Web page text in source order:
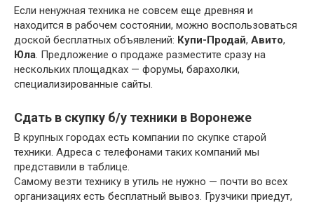
Если ненужная техника не совсем еще древняя и
находится в рабочем состоянии, можно воспользоваться
доской бесплатных объявлений: Купи-Продай, Авито,
Юла. Предложение о продаже разместите сразу на
нескольких площадках — форумы, барахолки,
специализированные сайты.
Сдать в скупку б/у техники в Воронеже
В крупных городах есть компании по скупке старой
техники. Адреса с телефонами таких компаний мы
представили в таблице.
Самому везти технику в утиль не нужно — почти во всех
организациях есть бесплатный вывоз. Грузчики приедут,